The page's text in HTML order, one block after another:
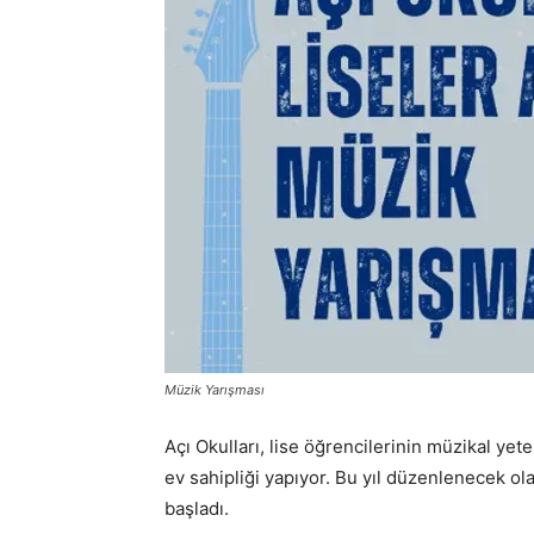
Müzik Yarışması
Açı Okulları, lise öğrencilerinin müzikal
ev sahipliği yapıyor. Bu yıl düzenlenecek
başladı.